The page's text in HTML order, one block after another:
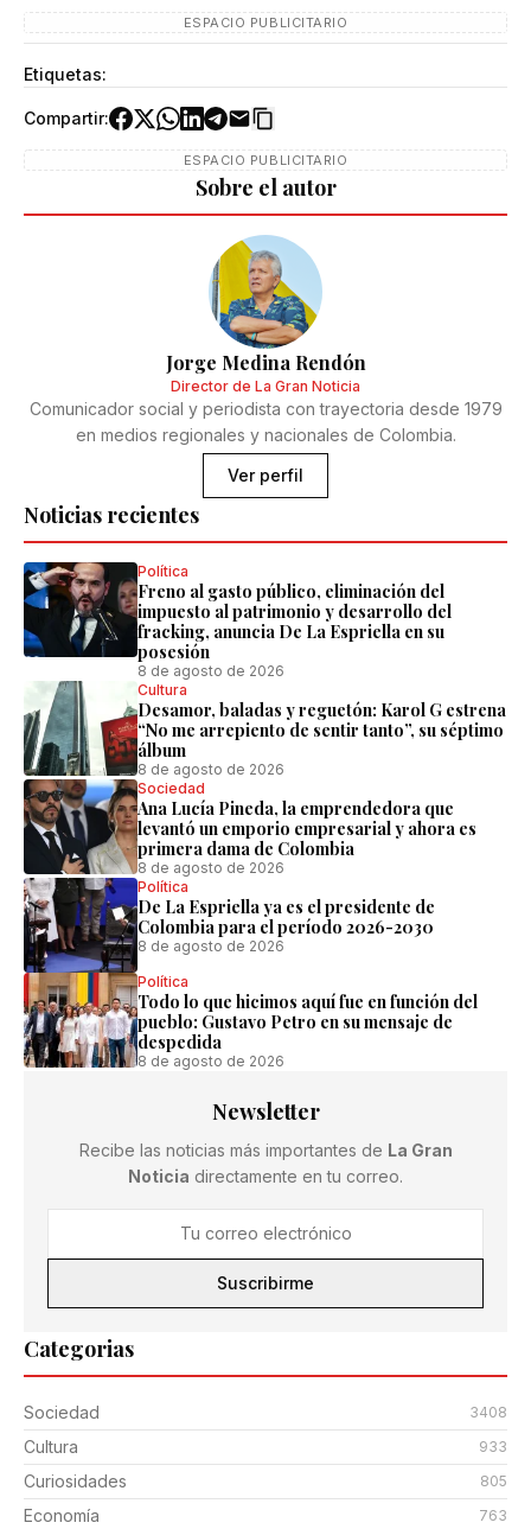
ESPACIO PUBLICITARIO
Etiquetas:
Compartir:
ESPACIO PUBLICITARIO
Noticias recientes
Política
Freno al gasto público, eliminación del
impuesto al patrimonio y desarrollo del
fracking, anuncia De La Espriella en su
posesión
8 de agosto de 2026
Cultura
Desamor, baladas y reguetón: Karol G estrena
“No me arrepiento de sentir tanto”, su séptimo
álbum
8 de agosto de 2026
Sociedad
Ana Lucía Pineda, la emprendedora que
levantó un emporio empresarial y ahora es
primera dama de Colombia
8 de agosto de 2026
Política
De La Espriella ya es el presidente de
Colombia para el período 2026-2030
8 de agosto de 2026
Política
Todo lo que hicimos aquí fue en función del
pueblo: Gustavo Petro en su mensaje de
despedida
8 de agosto de 2026
Sobre el autor
Jorge Medina Rendón
Director de La Gran Noticia
Comunicador social y periodista con trayectoria desde 1979
en medios regionales y nacionales de Colombia.
Ver perfil
Categorias
Sociedad 3408
Cultura 933
Curiosidades 805
Economía 763
Newsletter
Recibe las noticias más importantes de La Gran
Noticia directamente en tu correo.
Suscribirme